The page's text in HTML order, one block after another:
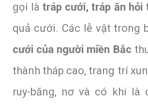
gọi làtráp cưới, tráp ăn hỏi
quả cưới. Các lễ vật trong
cưới của người miền Bắc
thành tháp cao, trang trí
ruy-băng, nơ và có khi là